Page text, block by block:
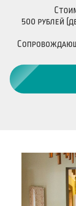
500 рублей